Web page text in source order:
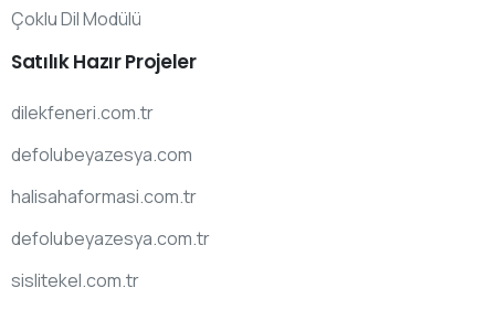
Çoklu Dil Modülü
SatılıkHazırProjeler
dilekfeneri.com.tr
defolubeyazesya.com
halisahaformasi.com.tr
defolubeyazesya.com.tr
sislitekel.com.tr